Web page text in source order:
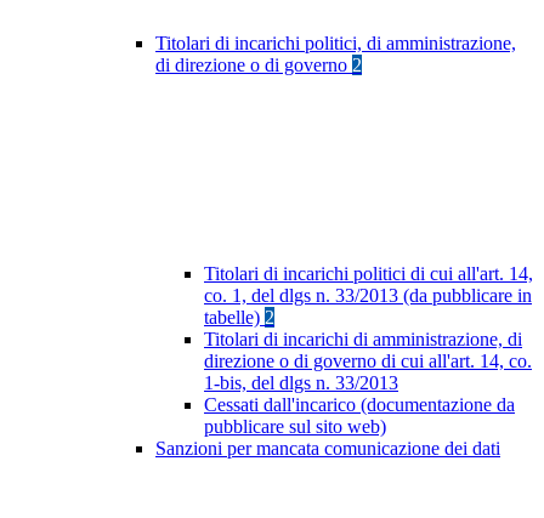
Titolari di incarichi politici, di amministrazione,
di direzione o di governo 2
Titolari di incarichi politici di cui all'art. 14,
co. 1, del dlgs n. 33/2013 (da pubblicare in
tabelle) 2
Titolari di incarichi di amministrazione, di
direzione o di governo di cui all'art. 14, co.
1-bis, del dlgs n. 33/2013
Cessati dall'incarico (documentazione da
pubblicare sul sito web)
Sanzioni per mancata comunicazione dei dati